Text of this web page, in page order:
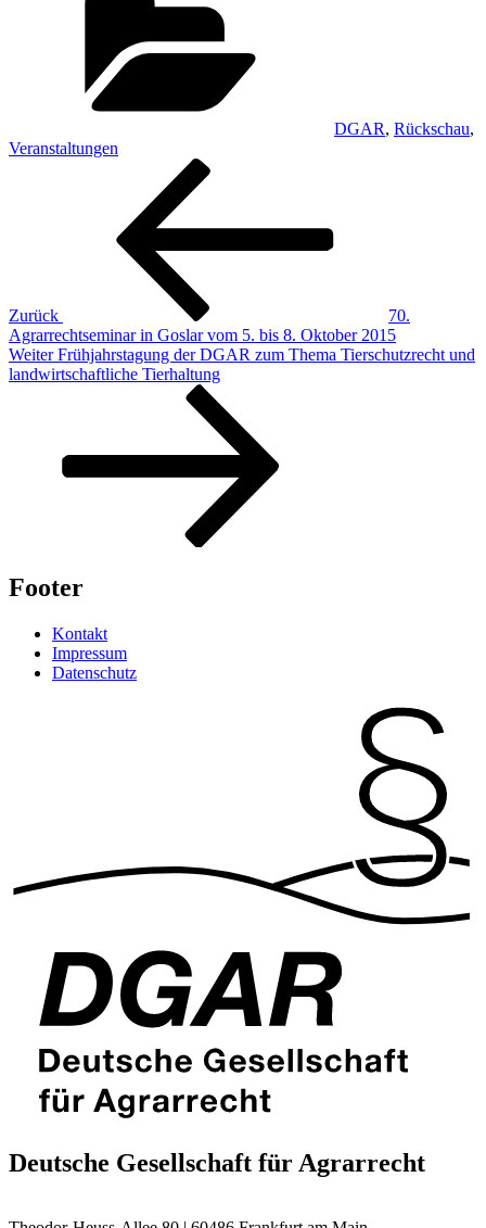
DGAR, Rückschau,
Veranstaltungen
Beitragsnavigation
Zurück
70.
Agrarrechtseminar in Goslar vom 5. bis 8. Oktober 2015
Nächster
Beitrag
Weiter Frühjahrstagung der DGAR zum Thema Tierschutzrecht und
landwirtschaftliche Tierhaltung
Footer
Kontakt
Impressum
Datenschutz
Deutsche Gesellschaft für Agrarrecht